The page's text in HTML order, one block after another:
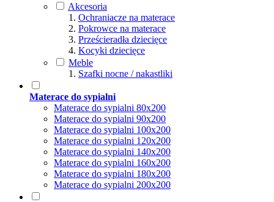
Akcesoria
Ochraniacze na materace
Pokrowce na materace
Prześcieradła dziecięce
Kocyki dziecięce
Meble
Szafki nocne / nakastliki
Materace do sypialni
Materace do sypialni 80x200
Materace do sypialni 90x200
Materace do sypialni 100x200
Materace do sypialni 120x200
Materace do sypialni 140x200
Materace do sypialni 160x200
Materace do sypialni 180x200
Materace do sypialni 200x200